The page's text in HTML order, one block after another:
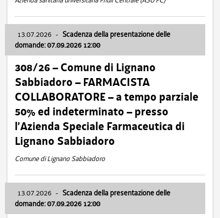
13.07.2026 - Scadenza della presentazione delle
domande: 07.09.2026 12:00
308/26 – Comune di Lignano
Sabbiadoro – FARMACISTA
COLLABORATORE – a tempo parziale
50% ed indeterminato – presso
l’Azienda Speciale Farmaceutica di
Lignano Sabbiadoro
Comune di Lignano Sabbiadoro
13.07.2026 - Scadenza della presentazione delle
domande: 07.09.2026 12:00